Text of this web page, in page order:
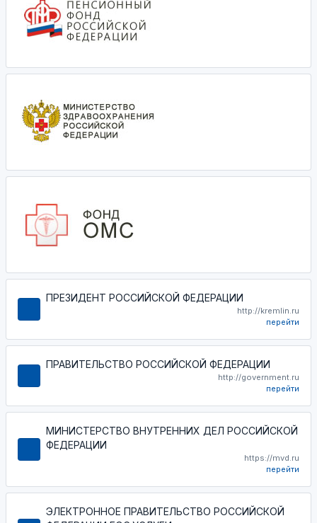
ПРЕЗИДЕНТ РОССИЙСКОЙ ФЕДЕРАЦИИ
http://kremlin.ru
перейти
ПРАВИТЕЛЬСТВО РОССИЙСКОЙ ФЕДЕРАЦИИ
http://government.ru
перейти
МИНИСТЕРСТВО ВНУТРЕННИХ ДЕЛ РОССИЙСКОЙ
ФЕДЕРАЦИИ
https://mvd.ru
перейти
ЭЛЕКТРОННОЕ ПРАВИТЕЛЬСТВО РОССИЙСКОЙ